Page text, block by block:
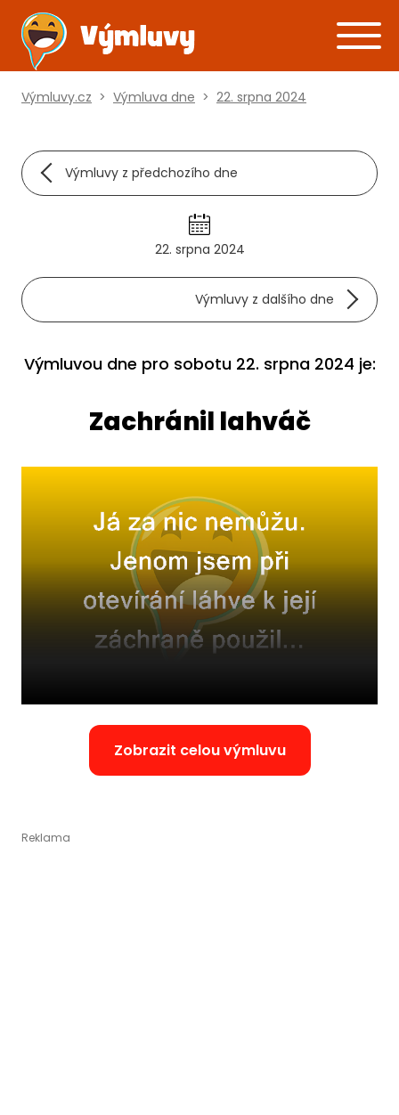
Výmluvy.cz > Výmluva dne > 22. srpna 2024
Výmluvy z předchozího dne
22. srpna 2024
Výmluvy z dalšího dne
Výmluvou dne pro sobotu 22. srpna 2024 je:
Zachránil lahváč
Zobrazit celou výmluvu